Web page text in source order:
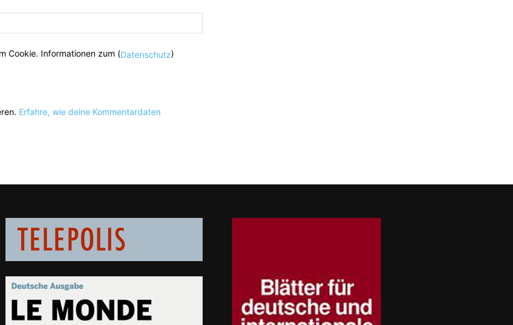
Cookie. Informationen zum (Datenschutz)
Erfahre, wie deine Kommentardaten